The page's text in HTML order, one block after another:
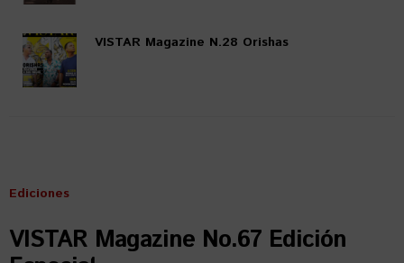
VISTAR Magazine N.28 Orishas
Ediciones
VISTAR Magazine No.67 Edición